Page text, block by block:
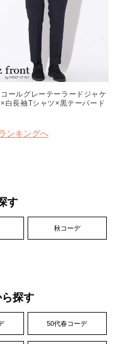
ールグレーテーラードジャケ
×白長袖Tシャツ×黒テーパード
ンキングへ
す
秋コーデ
探す
50代春コーデ